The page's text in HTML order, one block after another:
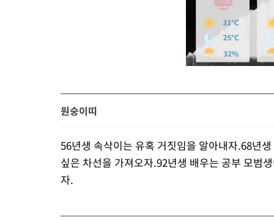
원숭이띠
56년생 속삭이는 유혹 거짓임을 알아내자.68년
싶은 차선을 가져오자.92년생 배우는 공부 모범
자.